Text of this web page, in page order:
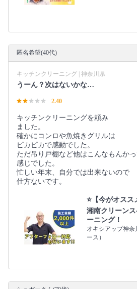
匿名希望(40代)
キッチンクリーニング | 神奈川県
うーん？次はないかな…
2.40
キッチンクリーニングを頼み
ました。
確かにコンロや魚焼きグリルは
ピカピカで感動でした。
ただ吊り戸棚など他はこんなもんか
感じでした。
忙しい年末、自分では出来ないので
仕方ないです。
⭐️【今がオス
湘南クリーン
ーニング！
オキシアップ神
ース）